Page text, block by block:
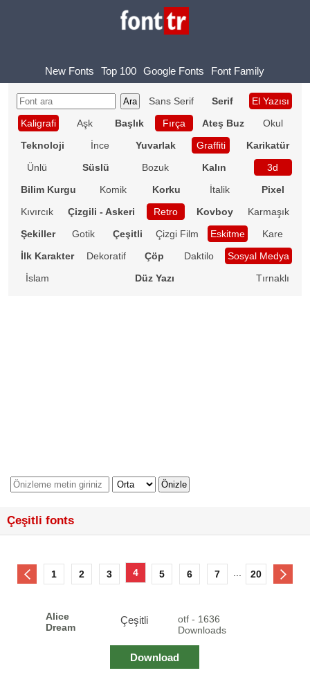
New Fonts Top 100 Google Fonts Font Family
Sans Serif Serif
El Yazısı
Kaligrafi
Aşk Başlık Fırça Ateş Buz
Okul
Teknoloji
İnce Yuvarlak Graffiti
Karikatür
Ünlü
Süslü Bozuk Kalın
3d
Bilim Kurgu
Komik Korku İtalik
Pixel
Kıvırcık
Çizgili - Askeri Retro Kovboy
Karmaşık
Şekiller
Gotik Çeşitli Çizgi Film Eskitme
Kare
İlk Karakter
Dekoratif Çöp Daktilo
Sosyal Medya
İslam
Düz Yazı Tırnaklı
Çeşitli fonts
1 2 3 4 5 6 7 20
Alice
Dream
Çeşitli
otf - 1636
Downloads
Download